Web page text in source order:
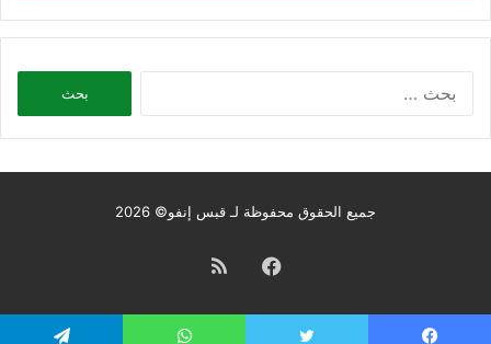
جميع الحقوق محفوظة لـ قبس إنفو© 2026
فيسبوكملخص
الموقع